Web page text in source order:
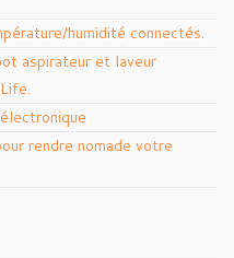
humidité connectés.
aspirateur et laveur
rendre nomade votre